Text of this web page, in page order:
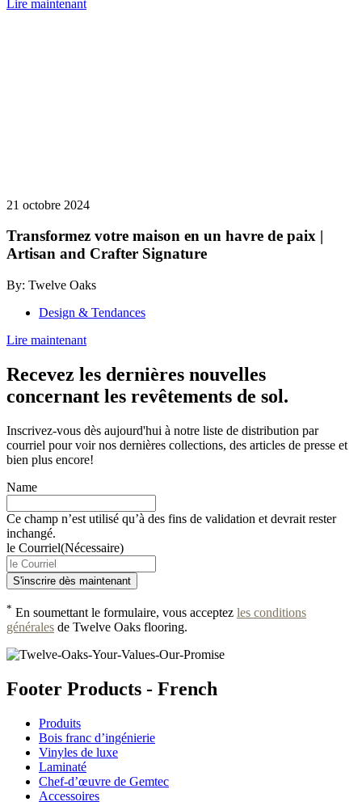
Lire maintenant
21 octobre 2024
Transformez votre maison en un havre de paix |
Artisan and Crafter Signature
By: Twelve Oaks
Design & Tendances
Lire maintenant
Recevez les dernières nouvelles
concernant les revêtements de sol.
Inscrivez-vous dès aujourd'hui à notre liste de distribution par
courriel pour voir nos dernières collections, des articles de presse et
bien plus encore!
Name
Ce champ n’est utilisé qu’à des fins de validation et devrait rester
inchangé.
le Courriel(Nécessaire)
* En soumettant le formulaire, vous acceptez les conditions
générales de Twelve Oaks flooring.
Footer Products - French
Produits
Bois franc d’ingénierie
Vinyles de luxe
Laminaté
Chef-d’œuvre de Gemtec
Accessoires